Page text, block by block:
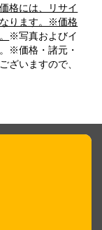
格には、リサイ
ります。※価格
※写真およびイ
※価格・諸元・
ざいますので、
in a new window